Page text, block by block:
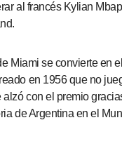
al francés Kylian
Miami se convierte en
en 1956 que no
alzó con el premio
de Argentina en el